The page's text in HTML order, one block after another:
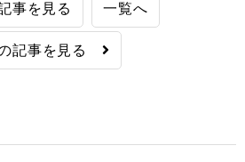
事を見る 一覧へ
記事を見る